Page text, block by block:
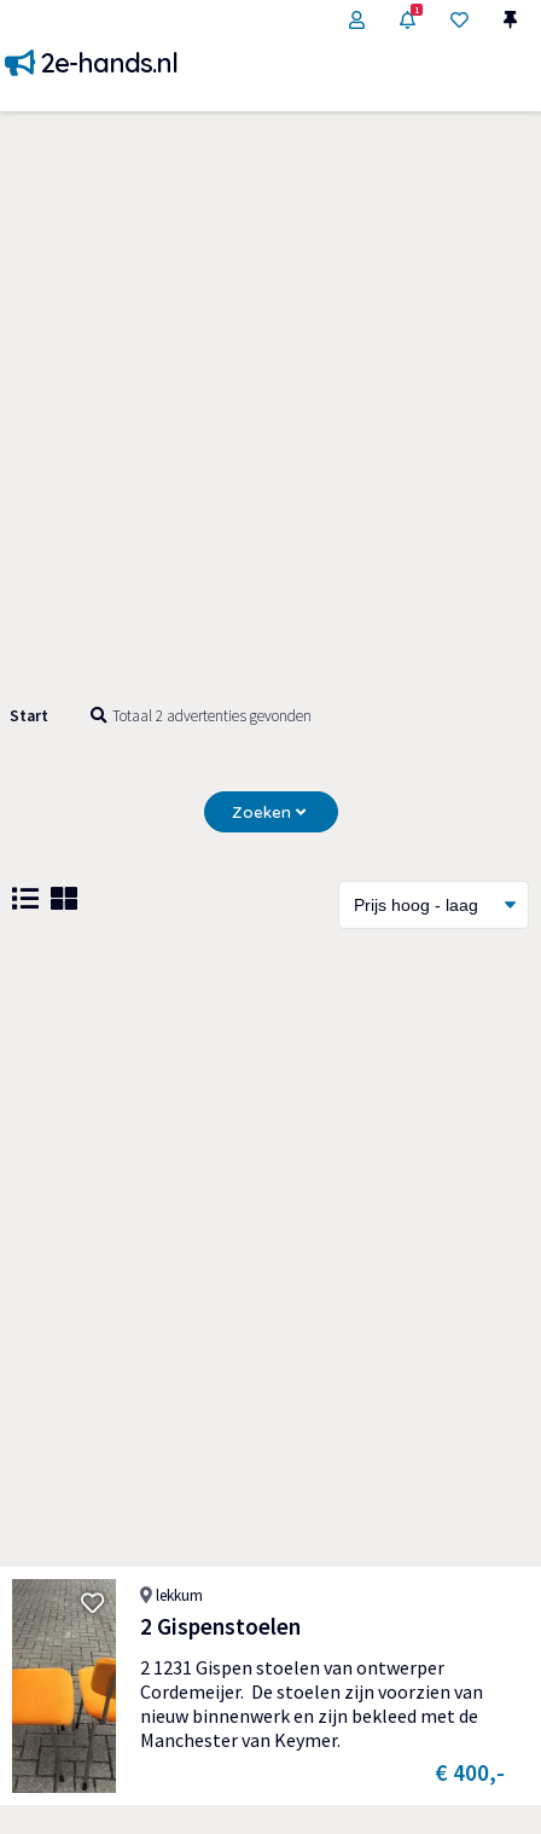
1
2e-hands.nl
Start Totaal 2 advertenties gevonden
Zoeken
lekkum
2 Gispenstoelen
2 1231 Gispen stoelen van ontwerper
Cordemeijer. De stoelen zijn voorzien van
nieuw binnenwerk en zijn bekleed met de
Manchester van Keymer.
€ 400,-